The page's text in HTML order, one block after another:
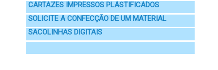
CARTAZES IMPRESSOS PLASTIFICADOS
SOLICITE A CONFECÇÃO DE UM MATERIAL
SACOLINHAS DIGITAIS